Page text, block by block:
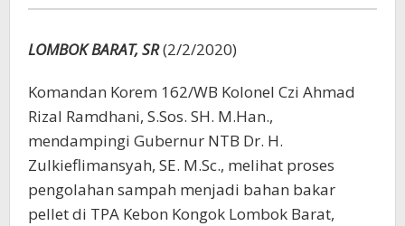
LOMBOK BARAT, SR(2/2/2020)
Komandan Korem 162/WB Kolonel Czi Ahmad
Rizal Ramdhani, S.Sos. SH. M.Han.,
mendampingi Gubernur NTB Dr. H.
Zulkieflimansyah, SE. M.Sc., melihat proses
pengolahan sampah menjadi bahan bakar
pellet di TPA Kebon Kongok Lombok Barat,